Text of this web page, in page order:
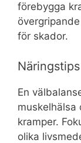
förebygga
för skador.
En
muskelhälsa
kramper.
olika